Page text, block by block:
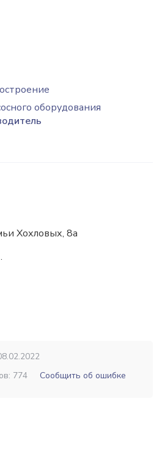
оборудования
Хохловых, 8а
774
Сообщить об ошибке